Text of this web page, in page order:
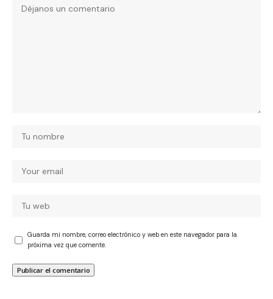
Guarda mi nombre, correo electrónico y web en este navegador para la
próxima vez que comente.